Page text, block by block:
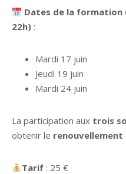
Dates de la formation
22h) :
Mardi 17 juin
Jeudi 19 juin
Mardi 24 juin
La participation aux trois
obtenir le renouvellement
Tarif : 25 €